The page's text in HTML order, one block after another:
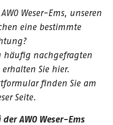
Weser-Ems, unseren
eine bestimmte
häufig nachgefragten
Sie hier.
finden Sie am
Seite.
AWO Weser-Ems